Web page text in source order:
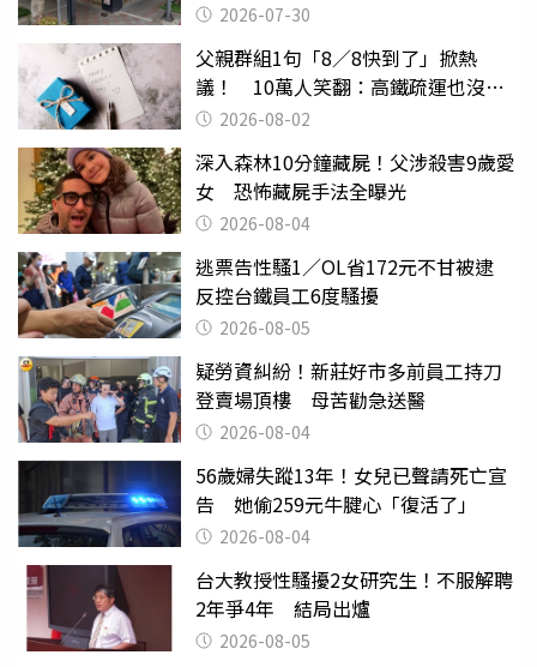
2026-07-30
父親群組1句「8／8快到了」掀熱
議！ 10萬人笑翻：高鐵疏運也沒列
父親節
2026-08-02
深入森林10分鐘藏屍！父涉殺害9歲愛
女 恐怖藏屍手法全曝光
2026-08-04
逃票告性騷1／OL省172元不甘被逮
反控台鐵員工6度騷擾
2026-08-05
疑勞資糾紛！新莊好市多前員工持刀
登賣場頂樓 母苦勸急送醫
2026-08-04
56歲婦失蹤13年！女兒已聲請死亡宣
告 她偷259元牛腱心「復活了」
2026-08-04
台大教授性騷擾2女研究生！不服解聘
2年爭4年 結局出爐
2026-08-05